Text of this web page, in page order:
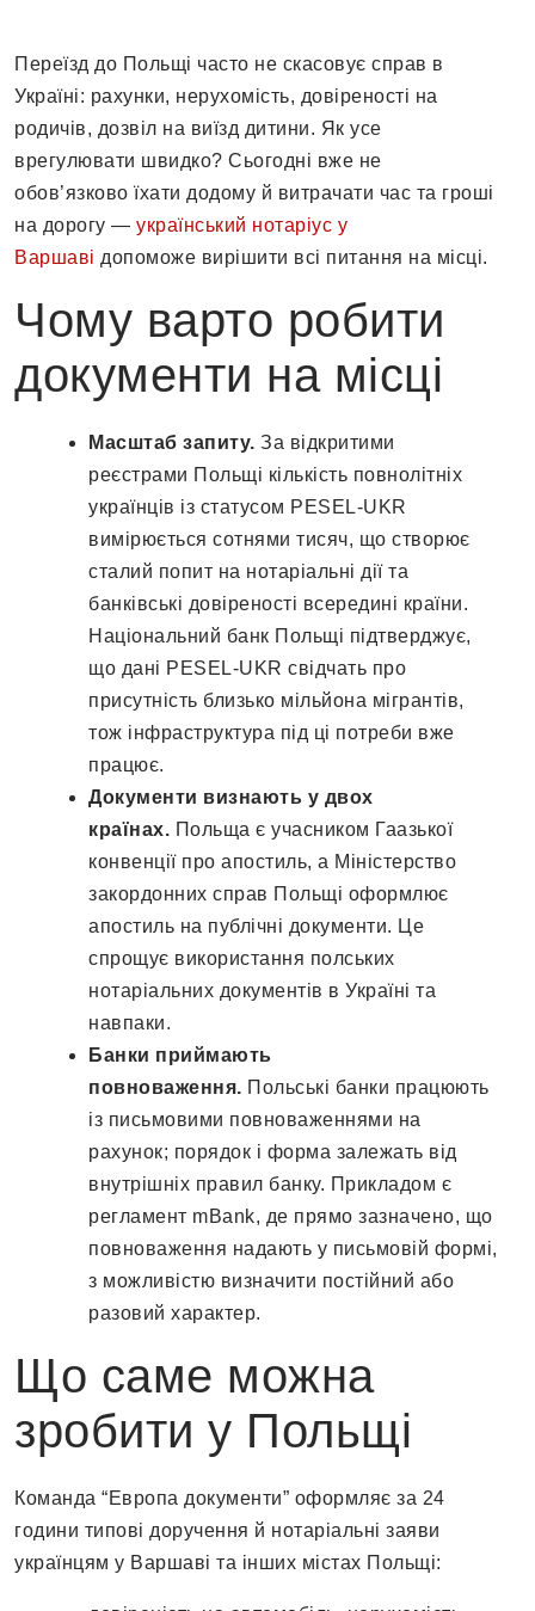
Переїзд до Польщі часто не скасовує справ в
Україні: рахунки, нерухомість, довіреності на
родичів, дозвіл на виїзд дитини. Як усе
врегулювати швидко? Сьогодні вже не
обов’язково їхати додому й витрачати час та гроші
на дорогу — український нотаріус у
Варшаві допоможе вирішити всі питання на місці.
Чому варто робити
документи на місці
Масштаб запиту. За відкритими
реєстрами Польщі кількість повнолітніх
українців із статусом PESEL-UKR
вимірюється сотнями тисяч, що створює
сталий попит на нотаріальні дії та
банківські довіреності всередині країни.
Національний банк Польщі підтверджує,
що дані PESEL-UKR свідчать про
присутність близько мільйона мігрантів,
тож інфраструктура під ці потреби вже
працює.
Документи визнають у двох
країнах. Польща є учасником Гаазької
конвенції про апостиль, а Міністерство
закордонних справ Польщі оформлює
апостиль на публічні документи. Це
спрощує використання полських
нотаріальних документів в Україні та
навпаки.
Банки приймають
повноваження. Польські банки працюють
із письмовими повноваженнями на
рахунок; порядок і форма залежать від
внутрішніх правил банку. Прикладом є
регламент mBank, де прямо зазначено, що
повноваження надають у письмовій формі,
з можливістю визначити постійний або
разовий характер.
Що саме можна
зробити у Польщі
Команда “Европа документи” оформляє за 24
години типові доручення й нотаріальні заяви
українцям у Варшаві та інших містах Польщі: